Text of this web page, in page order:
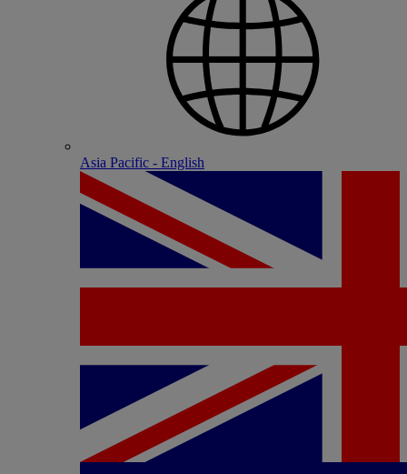
Asia Pacific - English